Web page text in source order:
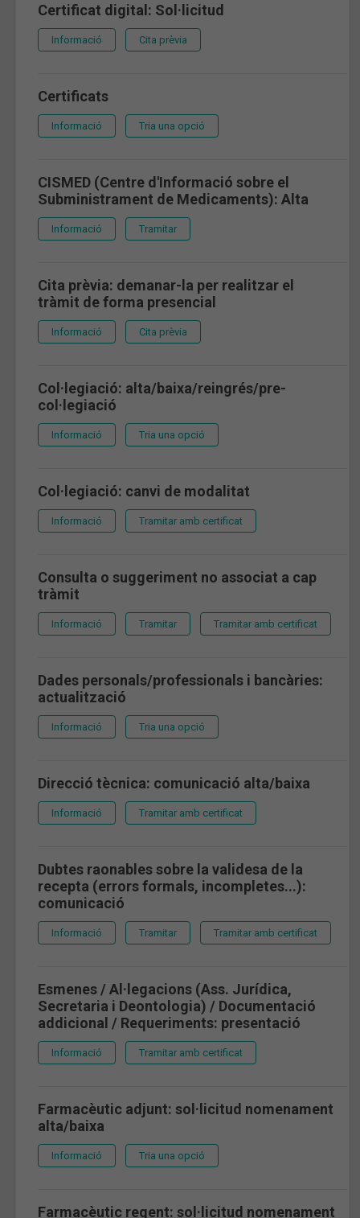
Certificat digital: Sol·licitud
Informació Cita prèvia
Certificats
Informació Tria una opció
CISMED (Centre d'Informació sobre el
Subministrament de Medicaments): Alta
Informació Tramitar
Cita prèvia: demanar-la per realitzar el
tràmit de forma presencial
Informació Cita prèvia
Col·legiació: alta/baixa/reingrés/pre-
col·legiació
Informació Tria una opció
Col·legiació: canvi de modalitat
Informació Tramitar amb certificat
Consulta o suggeriment no associat a cap
tràmit
Informació Tramitar Tramitar amb certificat
Dades personals/professionals i bancàries:
actualització
Informació Tria una opció
Direcció tècnica: comunicació alta/baixa
Informació Tramitar amb certificat
Dubtes raonables sobre la validesa de la
recepta (errors formals, incompletes...):
comunicació
Informació Tramitar Tramitar amb certificat
Esmenes / Al·legacions (Ass. Jurídica,
Secretaria i Deontologia) / Documentació
addicional / Requeriments: presentació
Informació Tramitar amb certificat
Farmacèutic adjunt: sol·licitud nomenament
alta/baixa
Informació Tria una opció
Farmacèutic regent: sol·licitud nomenament